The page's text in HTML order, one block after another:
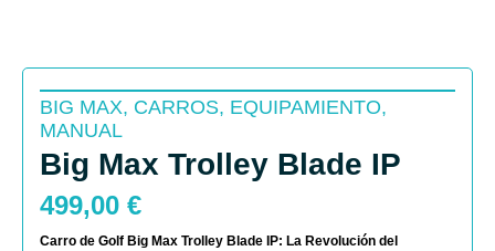
BIG MAX, CARROS, EQUIPAMIENTO,
MANUAL
Big Max Trolley Blade IP
499,00 €
Carro de Golf Big Max Trolley Blade IP: La Revolución del